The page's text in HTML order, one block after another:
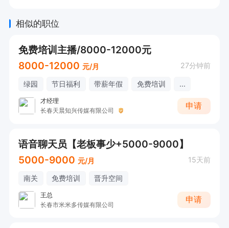
大奔回村过年（10000-15000元）。
相似的职位
免费培训主播/8000-12000元
8000-12000 元/月 27分钟前
绿园 节日福利 带薪年假 免费培训 ...
才经理
长春天晨知兴传媒有限公司
申请
语音聊天员【老板事少+5000-9000】
5000-9000 元/月 15天前
南关 免费培训 晋升空间
王总
长春市米米多传媒有限公司
申请